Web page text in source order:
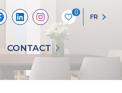
0
FR
CONTACT
NOUS CONTACTER
RECRUTEMENT